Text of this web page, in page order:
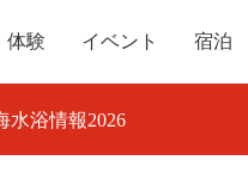
体験 イベント 宿泊
水浴情報2026